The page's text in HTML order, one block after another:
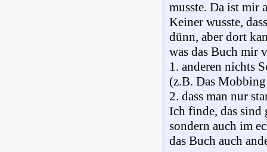
musste. Da ist mir
Keiner wusste,
dünn, aber dort
was das Buch mir
1. anderen nichts
(z.B. Das
2. dass man nur
Ich finde, das sind
sondern auch im
das Buch auch